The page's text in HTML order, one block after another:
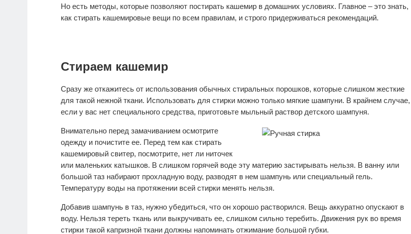
Но есть методы, которые позволяют постирать кашемир в домашних условиях. Главное – это знать,
как стирать кашемировые вещи по всем правилам, и строго придерживаться рекомендаций.
Стираем кашемир
Сразу же откажитесь от использования обычных стиральных порошков, которые слишком жесткие
для такой нежной ткани. Использовать для стирки можно только мягкие шампуни. В крайнем случае,
если у вас нет специального средства, приготовьте мыльный раствор детского шампуня.
Внимательно перед замачиванием осмотрите
одежду и почистите ее. Перед тем как стирать
кашемировый свитер, посмотрите, нет ли ниточек
или маленьких катышков. В слишком горячей воде эту материю застирывать нельзя. В ванну или
большой таз набирают прохладную воду, разводят в нем шампунь или специальный гель.
Температуру воды на протяжении всей стирки менять нельзя.
Добавив шампунь в таз, нужно убедиться, что он хорошо растворился. Вещь аккуратно опускают в
воду. Нельзя тереть ткань или выкручивать ее, слишком сильно теребить. Движения рук во время
стирки такой капризной ткани должны напоминать отжимание большой губки.